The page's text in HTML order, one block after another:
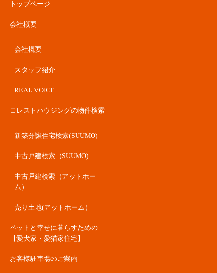
トップページ
会社概要
会社概要
スタッフ紹介
REAL VOICE
コレストハウジングの物件検索
新築分譲住宅検索(SUUMO)
中古戸建検索（SUUMO)
中古戸建検索（アットホー
ム）
売り土地(アットホーム）
ペットと幸せに暮らすための
【愛犬家・愛猫家住宅】
お客様駐車場のご案内